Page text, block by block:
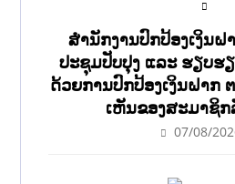
ສໍານັກງານປົກປ້ອງເງິນຝ
ປະຊຸມປັບປຸງ ແລະ ຮຽບຮ
ດ້ວຍການປົກປ້ອງເງິນຝາກ
ເຫັນຂອງສະມາຊິ
07/08/